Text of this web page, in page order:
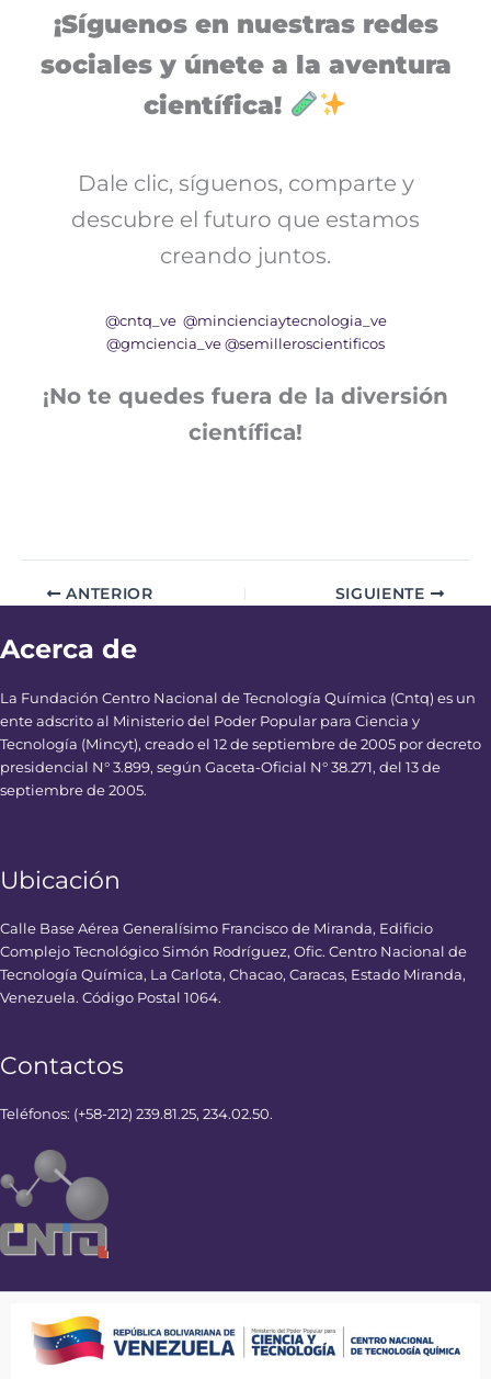
¡Síguenos en nuestras redes
sociales y únete a la aventura
científica!
Dale clic, síguenos, comparte y
descubre el futuro que estamos
creando juntos.
@cntq_ve @mincienciaytecnologia_ve
@gmciencia_ve @semilleroscientificos
¡No te quedes fuera de la diversión
científica!
ANTERIOR SIGUIENTE
Acerca de
La Fundación Centro Nacional de Tecnología Química (Cntq) es un
ente adscrito al Ministerio del Poder Popular para Ciencia y
Tecnología (Mincyt), creado el 12 de septiembre de 2005 por decreto
presidencial N° 3.899, según Gaceta-Oficial N° 38.271, del 13 de
septiembre de 2005.
Ubicación
Calle Base Aérea Generalísimo Francisco de Miranda, Edificio
Complejo Tecnológico Simón Rodríguez, Ofic. Centro Nacional de
Tecnología Química, La Carlota, Chacao, Caracas, Estado Miranda,
Venezuela. Código Postal 1064.
Contactos
Teléfonos: (+58-212) 239.81.25, 234.02.50.